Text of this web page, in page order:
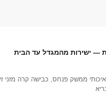
ממשק פנחס, כבישה קרה מזני